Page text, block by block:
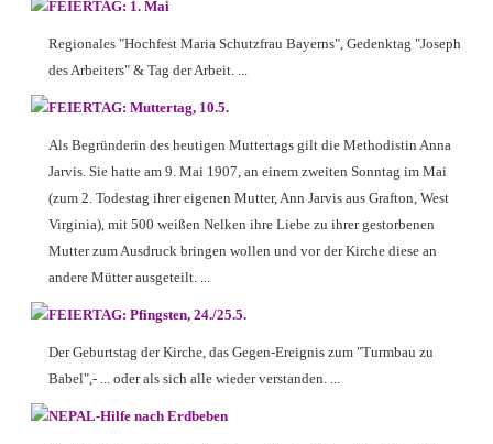
FEIERTAG: 1. Mai
Regionales "Hochfest Maria Schutzfrau Bayerns", Gedenktag "Joseph
des Arbeiters" & Tag der Arbeit. ...
FEIERTAG: Muttertag, 10.5.
Als Begründerin des heutigen Muttertags gilt die Methodistin Anna
Jarvis. Sie hatte am 9. Mai 1907, an einem zweiten Sonntag im Mai
(zum 2. Todestag ihrer eigenen Mutter, Ann Jarvis aus Grafton, West
Virginia), mit 500 weißen Nelken ihre Liebe zu ihrer gestorbenen
Mutter zum Ausdruck bringen wollen und vor der Kirche diese an
andere Mütter ausgeteilt. ...
FEIERTAG: Pfingsten, 24./25.5.
Der Geburtstag der Kirche, das Gegen-Ereignis zum "Turmbau zu
Babel",- ... oder als sich alle wieder verstanden. ...
NEPAL-Hilfe nach Erdbeben